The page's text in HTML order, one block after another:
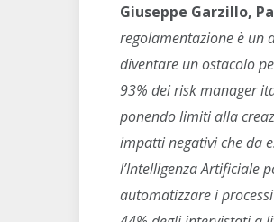
Giuseppe Garzillo,
regolamentazione è un
diventare un ostacolo
93% dei risk manager
ponendo limiti alla
impatti negativi che da
l’Intelligenza Artificiale
automatizzare i